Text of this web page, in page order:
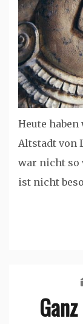
Heute
Altstadt von
war nicht so
ist nicht